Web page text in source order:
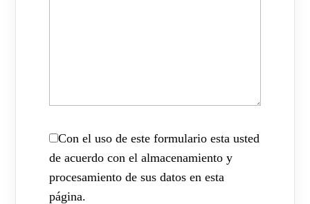
Con el uso de este formulario esta usted
de acuerdo con el almacenamiento y
procesamiento de sus datos en esta
página.